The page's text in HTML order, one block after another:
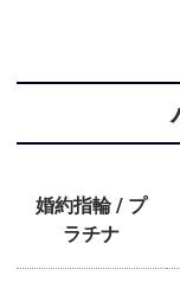
婚約指輪 / プ
ラチナ